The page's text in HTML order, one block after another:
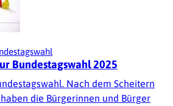
Bundestagswahl 2025
Nach dem Scheitern
die Bürgerinnen und Bürger